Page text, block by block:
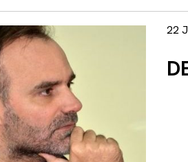
22